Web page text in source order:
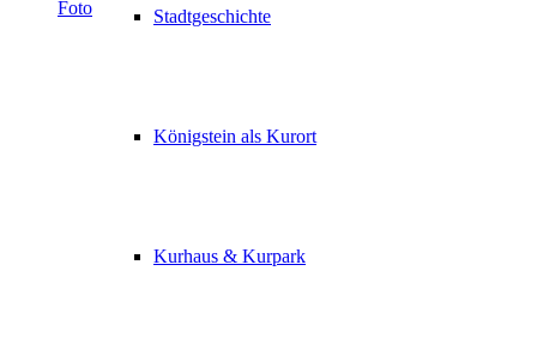
Stadtgeschichte
Königstein als Kurort
Kurhaus & Kurpark
Foto